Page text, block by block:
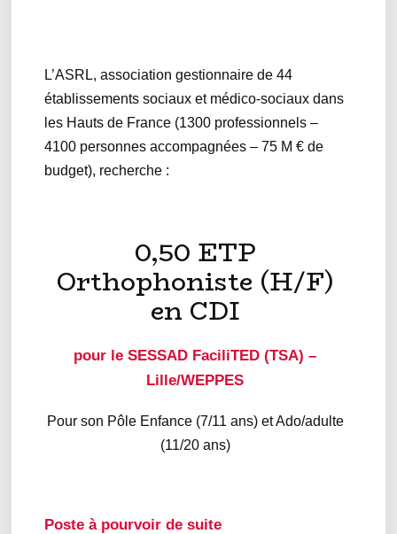
L’ASRL, association gestionnaire de 44
établissements sociaux et médico-sociaux dans
les Hauts de France (1300 professionnels –
4100 personnes accompagnées – 75 M € de
budget), recherche :
0,50 ETP
Orthophoniste (H/F)
en CDI
pour le SESSAD FaciliTED (TSA) –
Lille/WEPPES
Pour son Pôle Enfance (7/11 ans) et Ado/adulte
(11/20 ans)
Poste à pourvoir de suite